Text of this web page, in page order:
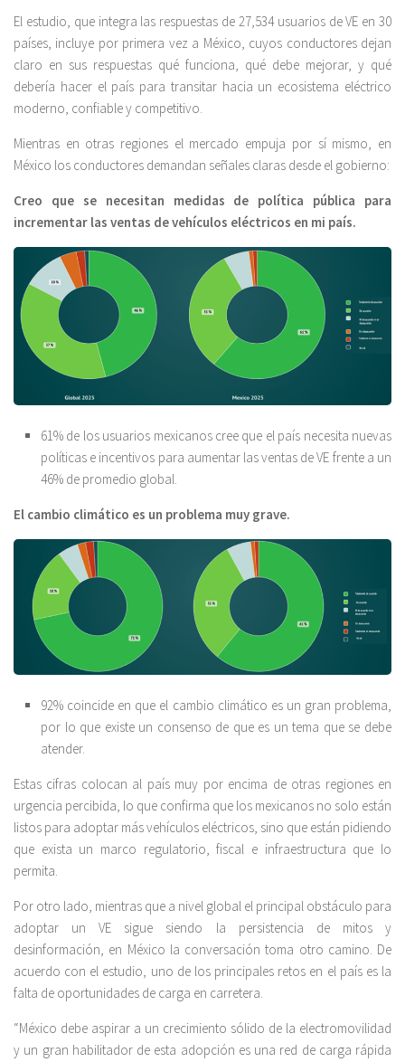
El estudio, que integra las respuestas de 27,534 usuarios de VE en 30
países, incluye por primera vez a México, cuyos conductores dejan
claro en sus respuestas qué funciona, qué debe mejorar, y qué
debería hacer el país para transitar hacia un ecosistema eléctrico
moderno, confiable y competitivo.
Mientras en otras regiones el mercado empuja por sí mismo, en
México los conductores demandan señales claras desde el gobierno:
Creo que se necesitan medidas de política pública para
incrementar las ventas de vehículos eléctricos en mi país.
61% de los usuarios mexicanos cree que el país necesita nuevas
políticas e incentivos para aumentar las ventas de VE frente a un
46% de promedio global.
El cambio climático es un problema muy grave.
92% coincide en que el cambio climático es un gran problema,
por lo que existe un consenso de que es un tema que se debe
atender.
Estas cifras colocan al país muy por encima de otras regiones en
urgencia percibida, lo que confirma que los mexicanos no solo están
listos para adoptar más vehículos eléctricos, sino que están pidiendo
que exista un marco regulatorio, fiscal e infraestructura que lo
permita.
Por otro lado, mientras que a nivel global el principal obstáculo para
adoptar un VE sigue siendo la persistencia de mitos y
desinformación, en México la conversación toma otro camino. De
acuerdo con el estudio, uno de los principales retos en el país es la
falta de oportunidades de carga en carretera.
“México debe aspirar a un crecimiento sólido de la electromovilidad
y un gran habilitador de esta adopción es una red de carga rápida